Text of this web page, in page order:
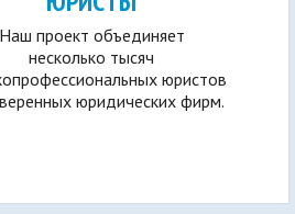
Наш проект объединяет
несколько тысяч
юристов
юридических фирм.